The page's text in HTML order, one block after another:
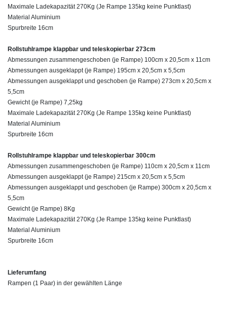
Maximale Ladekapazität 270Kg (Je Rampe 135kg keine Punktlast)
Material Aluminium
Spurbreite 16cm
Rollstuhlrampe klappbar und teleskopierbar 273cm
Abmessungen zusammengeschoben (je Rampe) 100cm x 20,5cm x 11cm
Abmessungen ausgeklappt (je Rampe) 195cm x 20,5cm x 5,5cm
Abmessungen ausgeklappt und geschoben (je Rampe) 273cm x 20,5cm x
5,5cm
Gewicht (je Rampe) 7,25kg
Maximale Ladekapazität 270Kg (Je Rampe 135kg keine Punktlast)
Material Aluminium
Spurbreite 16cm
Rollstuhlrampe klappbar und teleskopierbar 300cm
Abmessungen zusammengeschoben (je Rampe) 110cm x 20,5cm x 11cm
Abmessungen ausgeklappt (je Rampe) 215cm x 20,5cm x 5,5cm
Abmessungen ausgeklappt und geschoben (je Rampe) 300cm x 20,5cm x
5,5cm
Gewicht (je Rampe) 8Kg
Maximale Ladekapazität 270Kg (Je Rampe 135kg keine Punktlast)
Material Aluminium
Spurbreite 16cm
Lieferumfang
Rampen (1 Paar) in der gewählten Länge